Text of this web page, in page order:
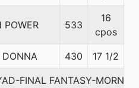
POWER 533
16
cpos
DONNA 430 17 1/2
FINAL FANTASY-